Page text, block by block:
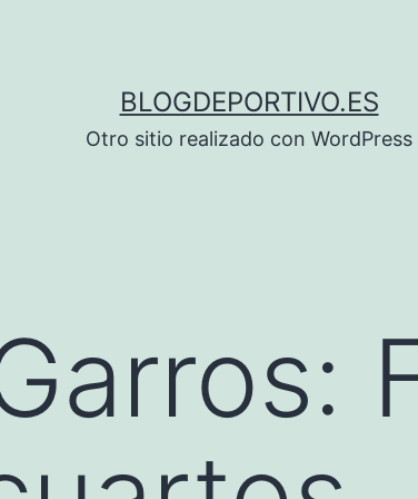
BLOGDEPORTIVO.ES
Otro sitio realizado con WordPress